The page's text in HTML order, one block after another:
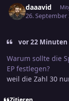
daaavid
26. September
vor 22 Minuten
Warum sollte die
EP festlegen?
weil die Zahl 30